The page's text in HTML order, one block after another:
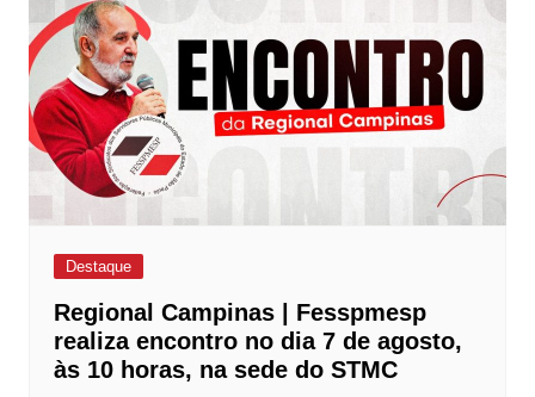
Destaque
Regional Campinas | Fesspmesp
realiza encontro no dia 7 de agosto,
às 10 horas, na sede do STMC